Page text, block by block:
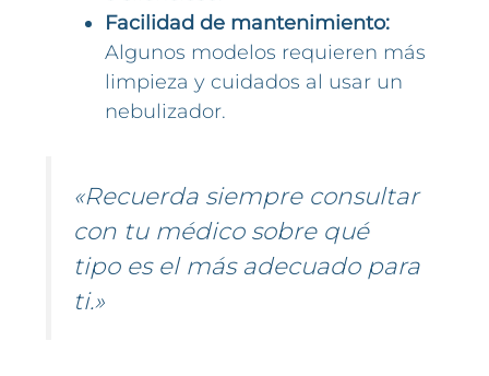
Facilidad de mantenimiento:
Algunos modelos requieren más
limpieza y cuidados al usar un
nebulizador.
«Recuerda siempre consultar
con tu médico sobre qué
tipo es el más adecuado para
ti.»